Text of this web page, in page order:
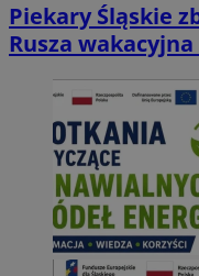
Piekary Śląskie
Rusza